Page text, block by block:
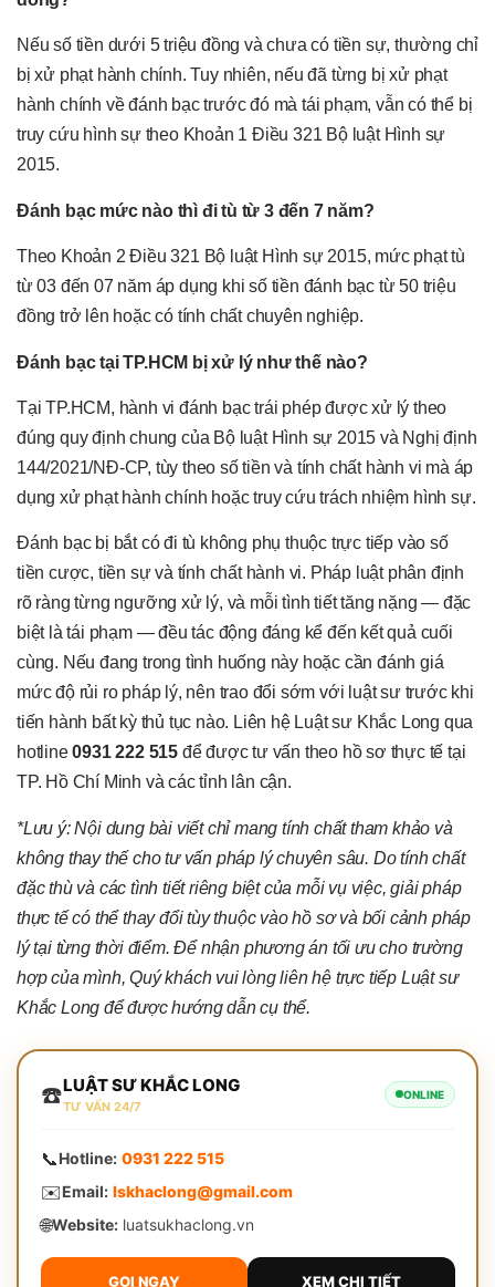
Nếu số tiền dưới 5 triệu đồng và chưa có tiền sự, thường chỉ
bị xử phạt hành chính. Tuy nhiên, nếu đã từng bị xử phạt
hành chính về đánh bạc trước đó mà tái phạm, vẫn có thể bị
truy cứu hình sự theo Khoản 1 Điều 321 Bộ luật Hình sự
2015.
Đánh bạc mức nào thì đi tù từ 3 đến 7 năm?
Theo Khoản 2 Điều 321 Bộ luật Hình sự 2015, mức phạt tù
từ 03 đến 07 năm áp dụng khi số tiền đánh bạc từ 50 triệu
đồng trở lên hoặc có tính chất chuyên nghiệp.
Đánh bạc tại TP.HCM bị xử lý như thế nào?
Tại TP.HCM, hành vi đánh bạc trái phép được xử lý theo
đúng quy định chung của Bộ luật Hình sự 2015 và Nghị định
144/2021/NĐ-CP, tùy theo số tiền và tính chất hành vi mà áp
dụng xử phạt hành chính hoặc truy cứu trách nhiệm hình sự.
Đánh bạc bị bắt có đi tù không phụ thuộc trực tiếp vào số
tiền cược, tiền sự và tính chất hành vi. Pháp luật phân định
rõ ràng từng ngưỡng xử lý, và mỗi tình tiết tăng nặng — đặc
biệt là tái phạm — đều tác động đáng kể đến kết quả cuối
cùng. Nếu đang trong tình huống này hoặc cần đánh giá
mức độ rủi ro pháp lý, nên trao đổi sớm với luật sư trước khi
tiến hành bất kỳ thủ tục nào. Liên hệ Luật sư Khắc Long qua
hotline0931 222 515 để được tư vấn theo hồ sơ thực tế tại
TP. Hồ Chí Minh và các tỉnh lân cận.
*Lưu ý: Nội dung bài viết chỉ mang tính chất tham khảo và
không thay thế cho tư vấn pháp lý chuyên sâu. Do tính chất
đặc thù và các tình tiết riêng biệt của mỗi vụ việc, giải pháp
thực tế có thể thay đổi tùy thuộc vào hồ sơ và bối cảnh pháp
lý tại từng thời điểm. Để nhận phương án tối ưu cho trường
hợp của mình, Quý khách vui lòng liên hệ trực tiếp Luật sư
Khắc Long để được hướng dẫn cụ thể.
☎️LUẬT SƯ KHẮC LONG
TƯ VẤN 24/7
ONLINE
📞Hotline: 0931 222 515
✉️Email: lskhaclong@gmail.com
🌐Website:luatsukhaclong.vn
GỌI NGAY XEM CHI TIẾT